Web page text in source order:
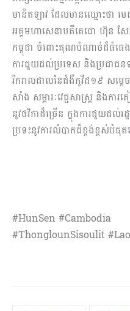
មានិតឡាវ ដែលមានឈ្មោះថា
អគ្គមហាសេនាបតីតេជោ ហ៊ុន សែន
កម្ពុជា ចំពោះគុណបំណាច់ដ៏ធំធេងរ
ការជួយដល់ប្រទេស និងប្រជាជន
រីករាលដាលនៃជំងឺកូវីដ១៩ សម្តេ
សាំង សម្ភារៈវេជ្ជសាស្រ្ត និងក
នូវថវិកាដ៏ច្រើន ក្នុងការជួយដល់
ប្រទះនូវការលំបាកដ៏ខ្ពង់ខ្ពស់បំផុ
#HunSen #Cambodia
#ThonglounSisoulit